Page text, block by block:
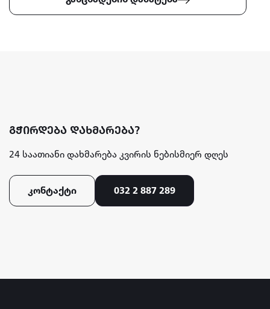
სიტყვა და საქმე
booking
airbnb
myhome ge
swrafi sesxebi
ვიტამინი
გჭირდება დახმარება?
24 საათიანი დახმარება კვირის ნებისმიერ დღეს
კონტაქტი 032 2 887 289